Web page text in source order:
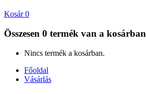
Kosár 0
Összesen 0 termék van a kosárban
Nincs termék a kosárban.
Főoldal
Vásárlás